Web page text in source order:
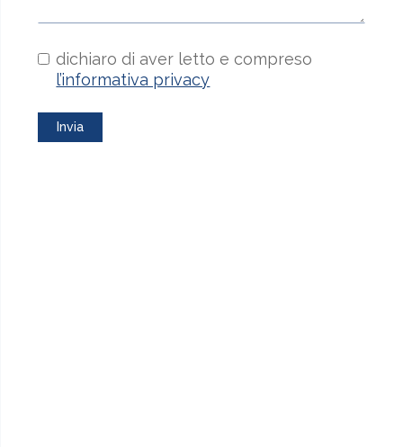
dichiaro di aver letto e compreso
l’informativa privacy
Invia